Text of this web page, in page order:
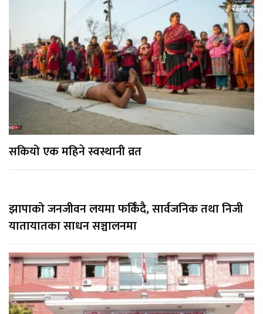
सकियो एक महिने स्वस्थानी व्रत
झापाको जनजीवन लयमा फर्किँदै, सार्वजनिक तथा निजी
यातायातका साधन सञ्चालनमा